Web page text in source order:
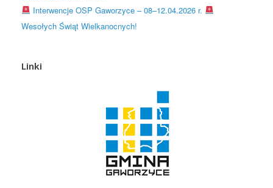
Interwencje OSP Gaworzyce – 08–12.04.2026 r.
Wesołych Świąt Wielkanocnych!
Linki